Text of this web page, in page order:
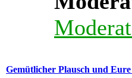
Gemütlicher Plausch und